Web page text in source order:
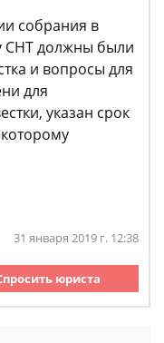
собрания в
СНТ должны были
и вопросы для
для
указан срок
31 января 2019 г. 12:38
юриста